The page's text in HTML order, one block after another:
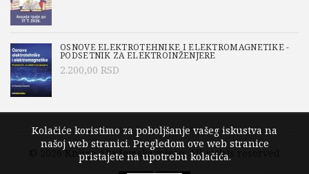
OSNOVE ELEKTROTEHNIKE I ELEKTROMAGNETIKE -
PODSETNIK ZA ELEKTROINŽENJERE
2.200,00 RSD
© 2026 Knjige Akademska misao. All rights reserved
Kolačiće koristimo za poboljšanje vašeg iskustva na
našoj web stranici. Pregledom ove web stranice
pristajete na upotrebu kolačića.